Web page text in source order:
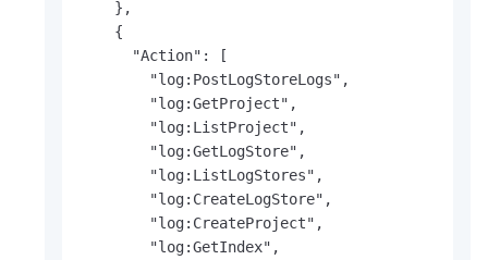
    },
    {
      "Action": [
        "log:PostLogStoreLogs",
        "log:GetProject",
        "log:ListProject",
        "log:GetLogStore",
        "log:ListLogStores",
        "log:CreateLogStore",
        "log:CreateProject",
        "log:GetIndex",